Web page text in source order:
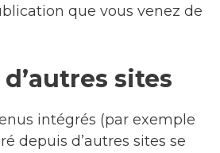
que vous venez de
sites
intégrés (par exemple
depuis d’autres sites se